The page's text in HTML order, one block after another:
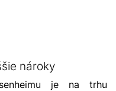
nároky
je na trhu